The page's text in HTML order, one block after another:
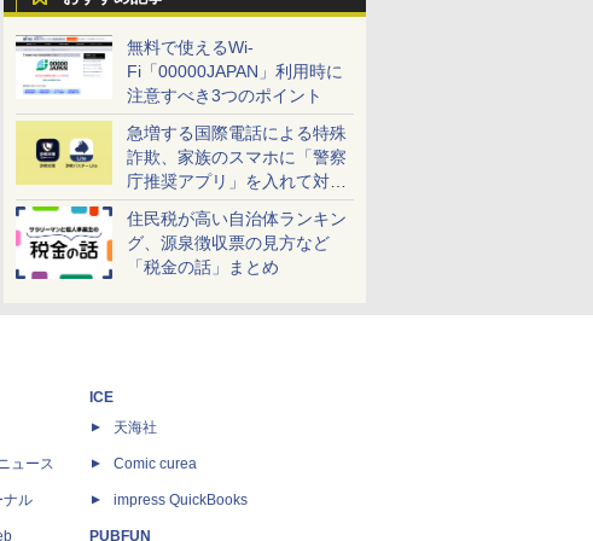
無料で使えるWi-
Fi「00000JAPAN」利用時に
注意すべき3つのポイント
急増する国際電話による特殊
詐欺、家族のスマホに「警察
庁推奨アプリ」を入れて対策
しよう！
住民税が高い自治体ランキン
グ、源泉徴収票の見方など
「税金の話」まとめ
ュース
ナル
ICE
天海社
Comic curea
impress QuickBooks
PUBFUN